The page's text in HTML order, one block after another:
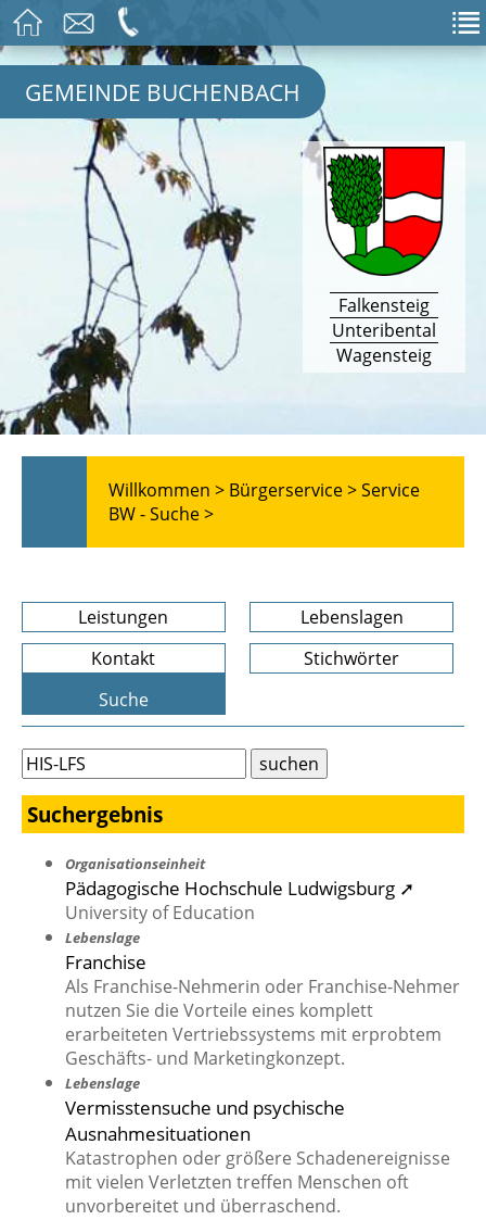
GEMEINDE BUCHENBACH
Falkensteig
Unteribental
Wagensteig
Willkommen > Bürgerservice >Service
BW - Suche >
Leistungen
Lebenslagen
Kontakt
Stichwörter
Suche
Suchergebnis
Organisationseinheit
Pädagogische Hochschule Ludwigsburg ➚
University of Education
Lebenslage
Franchise
Als Franchise-Nehmerin oder Franchise-Nehmer
nutzen Sie die Vorteile eines komplett
erarbeiteten Vertriebssystems mit erprobtem
Geschäfts- und Marketingkonzept.
Lebenslage
Vermisstensuche und psychische
Ausnahmesituationen
Katastrophen oder größere Schadenereignisse
mit vielen Verletzten treffen Menschen oft
unvorbereitet und überraschend.